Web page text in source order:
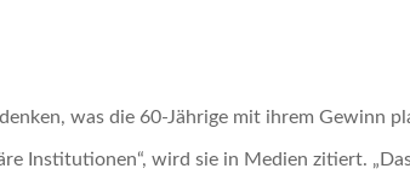
was die 60-Jährige mit ihrem Gewinn
Institutionen“, wird sie in Medien zitiert.